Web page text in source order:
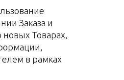
Заказа и
Товарах,
в рамках